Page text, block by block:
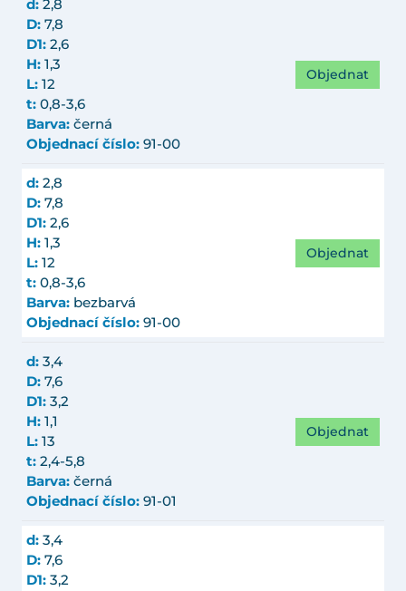
d: 2,8
D: 7,8
D1: 2,6
H: 1,3
L: 12
t: 0,8-3,6
Barva: černá
Objednací číslo: 91-00
Objednat
d: 2,8
D: 7,8
D1: 2,6
H: 1,3
L: 12
t: 0,8-3,6
Barva: bezbarvá
Objednací číslo: 91-00
Objednat
d: 3,4
D: 7,6
D1: 3,2
H: 1,1
L: 13
t: 2,4-5,8
Barva: černá
Objednací číslo: 91-01
Objednat
d: 3,4
D: 7,6
D1: 3,2